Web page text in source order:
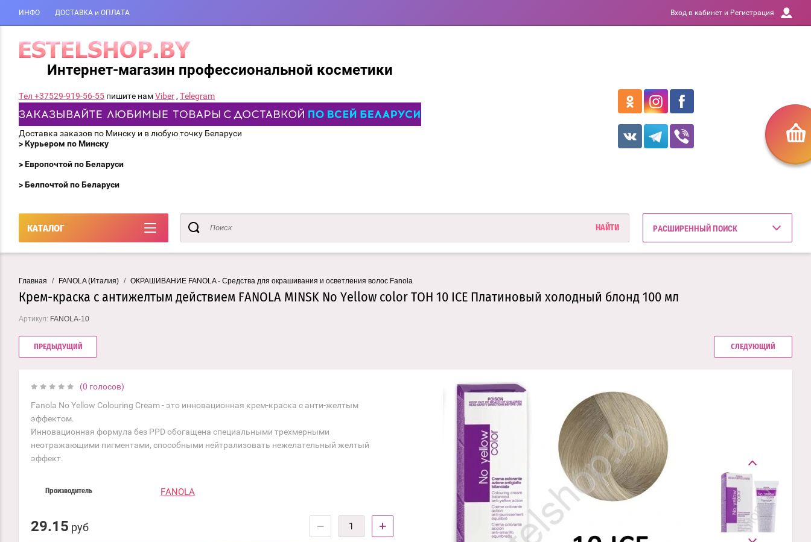
ИНФО ДОСТАВКА и ОПЛАТА Вход в кабинет и Регистрация
Интернет-магазин профессиональной косметики
Тел +37529-919-56-55 пишите намViber , Telegram
Доставка заказов по Минску и в любую точку Беларуси
> Курьером по Минску
> Европочтой по Беларуси
> Белпочтой по Беларуси
КАТАЛОГ РАСШИРЕННЫЙ ПОИСК
Главная / FANOLA (Италия) / ОКРАШИВАНИЕ FANOLA - Средства для окрашивания и осветления волос Fanola
Крем-краска с антижелтым действием FANOLA MINSK No Yellow color ТОН 10 ICE Платиновый холодный блонд 100 мл
Артикул: FANOLA-10
ПРЕДЫДУЩИЙ СЛЕДУЮЩИЙ
(0 голосов)
Fanola No Yellow Colouring Cream - это инновационная крем-краска с анти-желтым
эффектом.
Инновационная формула без PPD обогащена специальными трехмерными
неотражающими пигментами, способными нейтрализовать нежелательный желтый
эффект.
Производитель FANOLA
29.15 руб − +